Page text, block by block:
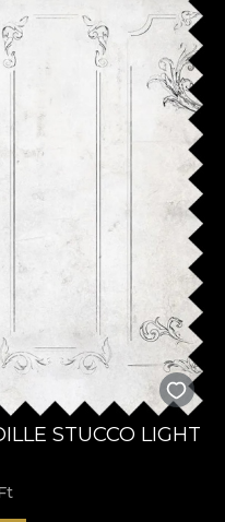
STUCCO LIGHT